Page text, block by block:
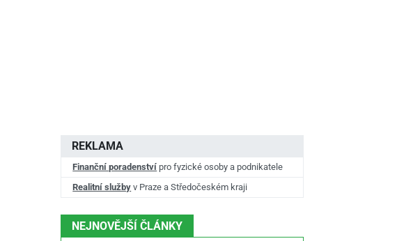
REKLAMA
Finanční poradenství pro fyzické osoby a podnikatele
Realitní služby v Praze a Středočeském kraji
NEJNOVĚJŠÍ ČLÁNKY